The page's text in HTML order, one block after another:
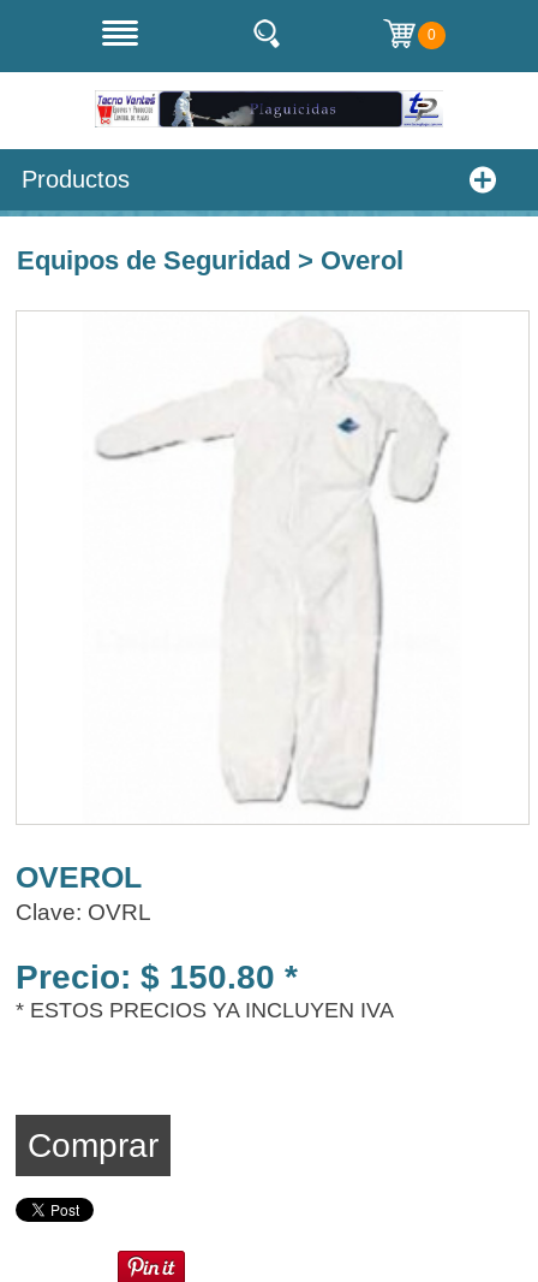
0
Productos
Equipos de Seguridad > Overol
OVEROL
Clave: OVRL
Precio: $ 150.80 *
* ESTOS PRECIOS YA INCLUYEN IVA
Comprar